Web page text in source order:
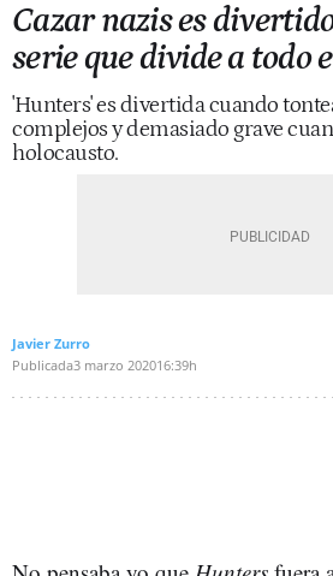
Cazar nazis es
serie que divide a todo
'Hunters' es divertida cuando
complejos y demasiado grave
holocausto.
Javier Zurro
Publicada3 marzo 202016:39h